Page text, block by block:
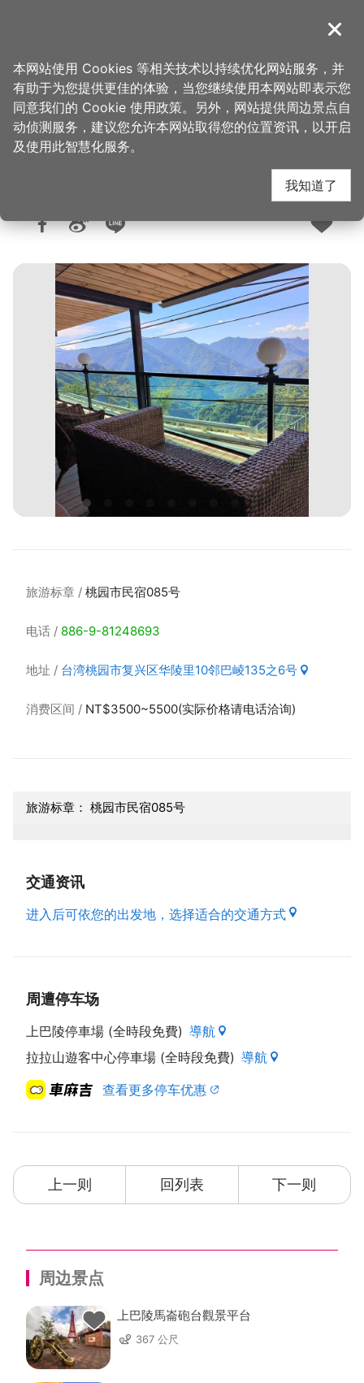
導覽
首页 > 想去的地方 > 住宿 > 旅馆与民宿
陌怀宿
人气：5489
旅游标章 桃园市民宿085号
电话 886-9-81248693
地址 台湾桃园市复兴区华陵里10邻巴崚135之6号
消费区间 NT$3500~5500(实际价格请电话洽询)
旅游标章： 桃园市民宿085号
交通资讯
进入后可依您的出发地，选择适合的交通方式
周遭停车场
上巴陵停車場 (全時段免費) 導航
拉拉山遊客中心停車場 (全時段免費) 導航
查看更多停车优惠
上一则 回列表 下一则
周边景点
上巴陵馬崙砲台觀景平台
367 公尺
关闭
本网站使用 Cookies 等相关技术以持续优化网站服务，并
有助于为您提供更佳的体验，当您继续使用本网站即表示您
同意我们的 Cookie 使用政策。另外，网站提供周边景点自
动侦测服务，建议您允许本网站取得您的位置资讯，以开启
及使用此智慧化服务。
我知道了